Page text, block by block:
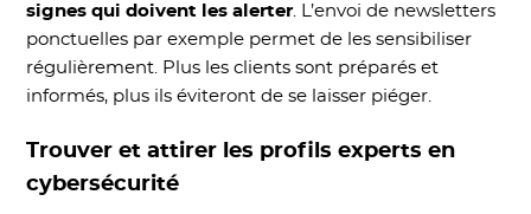
signes qui doivent les alerter. L’envoi de newsletters
ponctuelles par exemple permet de les sensibiliser
régulièrement. Plus les clients sont préparés et
informés, plus ils éviteront de se laisser piéger.
Trouver et attirer les profils experts en
cybersécurité